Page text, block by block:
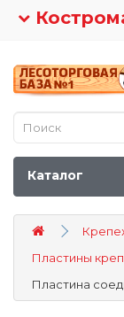
Каталог
Пластины
Пластина